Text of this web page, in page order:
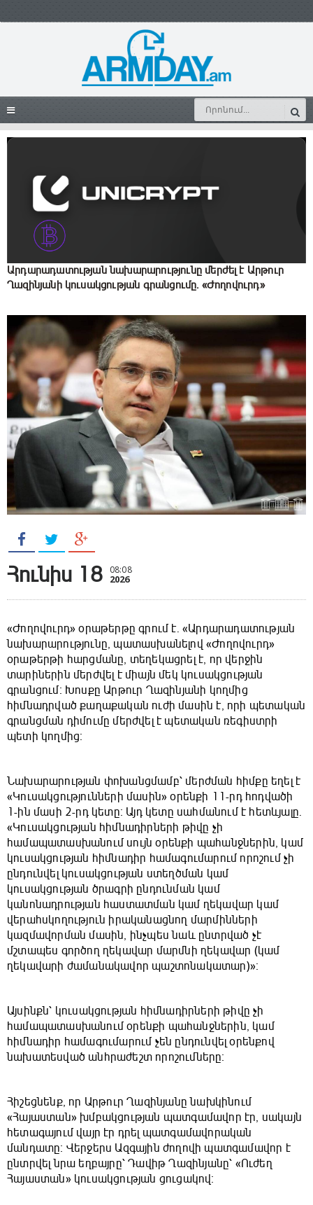
Արդարադատության նախարարությունը մերժել է Արթուր
Ղազինյանի կուսակցության գրանցումը. «Ժողովուրդ»
Հունիս 18 08:08
2026
«Ժողովուրդ» օրաթերթը գրում է. «Արդարադատության
նախարարությունը, պատասխանելով «Ժողովուրդ»
օրաթերթի հարցմանը, տեղեկացրել է, որ վերջին
տարիներին մերժվել է միայն մեկ կուսակցության
գրանցում։ Խոսքը Արթուր Ղազինյանի կողմից
հիմնադրված քաղաքական ուժի մասին է, որի պետական
գրանցման դիմումը մերժվել է պետական ռեգիստրի
պետի կողմից։
Նախարարության փոխանցմամբ՝ մերժման հիմքը եղել է
«Կուսակցությունների մասին» օրենքի 11-րդ հոդվածի
1-ին մասի 2-րդ կետը։ Այդ կետը սահմանում է հետևյալը.
«Կուսակցության հիմնադիրների թիվը չի
համապատասխանում սույն օրենքի պահանջներին, կամ
կուսակցության հիմնադիր համագումարում որոշում չի
ընդունվել կուսակցության ստեղծման կամ
կուսակցության ծրագրի ընդունման կամ
կանոնադրության հաստատման կամ ղեկավար կամ
վերահսկողություն իրականացնող մարմինների
կազմավորման մասին, ինչպես նաև ընտրված չէ
մշտապես գործող ղեկավար մարմնի ղեկավար (կամ
ղեկավարի ժամանակավոր պաշտոնակատար)»։
Այսինքն՝ կուսակցության հիմնադիրների թիվը չի
համապատասխանում օրենքի պահանջներին, կամ
հիմնադիր համագումարում չեն ընդունվել օրենքով
նախատեսված անհրաժեշտ որոշումները։
Հիշեցնենք, որ Արթուր Ղազինյանը նախկինում
«Հայաստան» խմբակցության պատգամավոր էր, սակայն
հետագայում վայր էր դրել պատգամավորական
մանդատը։ Վերջերս Ազգային ժողովի պատգամավոր է
ընտրվել նրա եղբայրը՝ Դավիթ Ղազինյանը՝ «Ուժեղ
Հայաստան» կուսակցության ցուցակով։